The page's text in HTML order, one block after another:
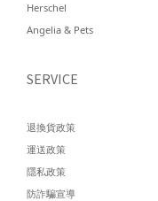
Herschel
Angelia & Pets
SERVICE
退換貨政策
運送政策
隱私政策
防詐騙宣導